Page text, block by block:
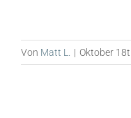
Von Matt L. | Oktober